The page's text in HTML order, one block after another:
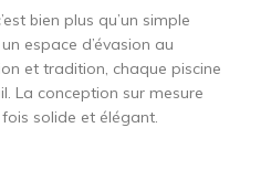
bien plus qu’un simple
espace d’évasion au
et tradition, chaque piscine
La conception sur mesure
solide et élégant.